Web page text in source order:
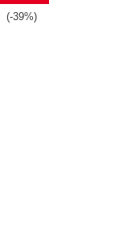
(-39%)